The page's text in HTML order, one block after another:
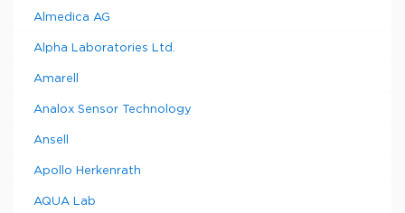
Almedica AG
Alpha Laboratories Ltd.
Amarell
Analox Sensor Technology
Ansell
Apollo Herkenrath
AQUA Lab